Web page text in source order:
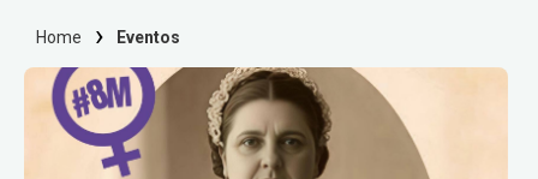
Home Eventos